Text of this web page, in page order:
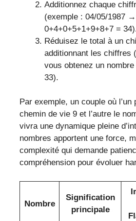
Additionnez chaque
(exemple : 04/05/1987 →
0+4+0+5+1+9+8+7 =
Réduisez le total à un
additionnant les chiffres
vous obtenez un
33).
Par exemple, un couple où l’un
chemin de vie 9 et l’autre le
vivra une dynamique pleine
nombres apportent une force,
complexité qui demande
compréhension pour évoluer
Nombre
Signification
principale